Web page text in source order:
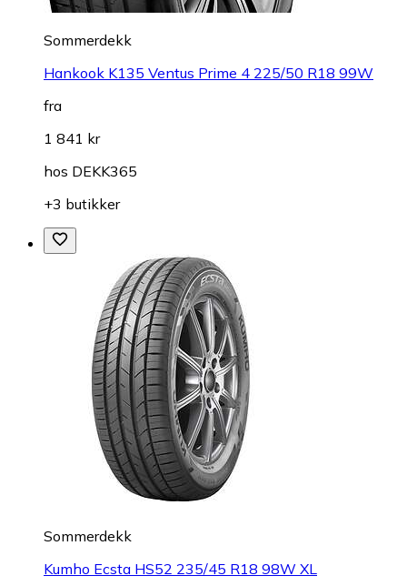
Sommerdekk
Hankook K135 Ventus Prime 4 225/50 R18 99W
fra
1 841 kr
hos DEKK365
+3 butikker
Sommerdekk
Kumho Ecsta HS52 235/45 R18 98W XL